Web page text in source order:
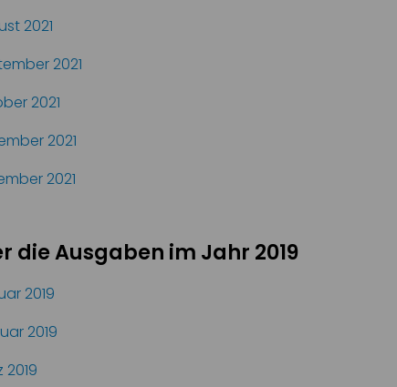
2021
2021
2021
2021
2021
die Ausgaben im Jahr 2019
2019
2019